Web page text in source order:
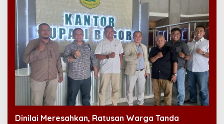
Dinilai Meresahkan, Ratusan Warga Tanda